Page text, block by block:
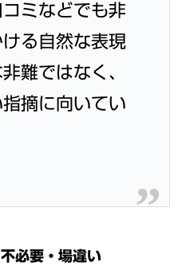
ミなどでも非
る自然な表現
難ではなく、
摘に向いてい
要・場違い